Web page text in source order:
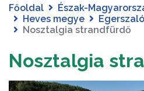
Főoldal
Észak-
Heves megye
Nosztalgia strandfürdő
Nosztalgia